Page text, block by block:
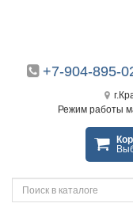
+7-904-895-
Режим работы